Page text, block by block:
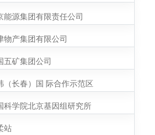
能源集团有限责任公司
物产集团有限公司
五矿集团公司
（长春）国 际合作示范区
科学院北京基因组研究所
站